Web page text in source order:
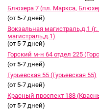
Блюхера 7 (пл. Маркса,
(от 5-7 дней)
Вокзальная магистраль,д.1
магистраль,д.1)
(от 5-7 дней)
Горский м-н 64 отдел 225
(от 5-7 дней)
Гурьевская 55 (Гурьевская 55)
(от 5-7 дней)
Красный проспект 188
(от 5-7 дней)